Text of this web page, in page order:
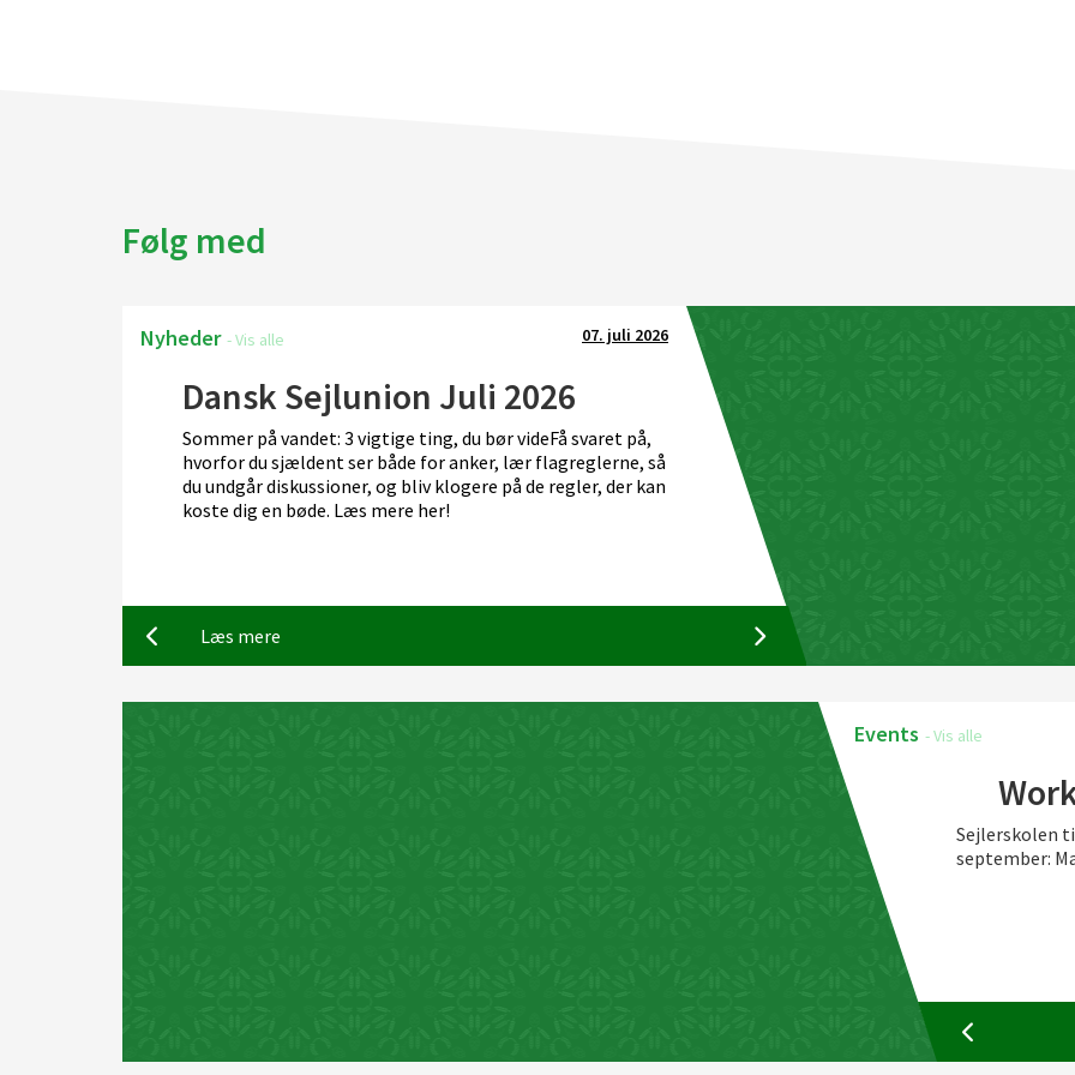
Følg med
Nyheder - Vis alle 07. juli 2026
Dansk Sejlunion Juli 2026
Sommer på vandet: 3 vigtige ting, du bør videFå svaret på,
hvorfor du sjældent ser både for anker, lær flagreglerne, så
du undgår diskussioner, og bliv klogere på de regler, der kan
koste dig en bøde. Læs mere her!
Læs mere Læs mere
Events - Vis alle
14. august 2026
Workshop "Natsejlads"
Sejlerskolen
september: